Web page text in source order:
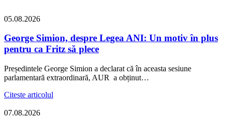
05.08.2026
George Simion, despre Legea ANI: Un motiv în plus
pentru ca Fritz să plece
Președintele George Simion a declarat că în aceasta sesiune
parlamentară extraordinară, AUR a obținut…
Citeste articolul
07.08.2026